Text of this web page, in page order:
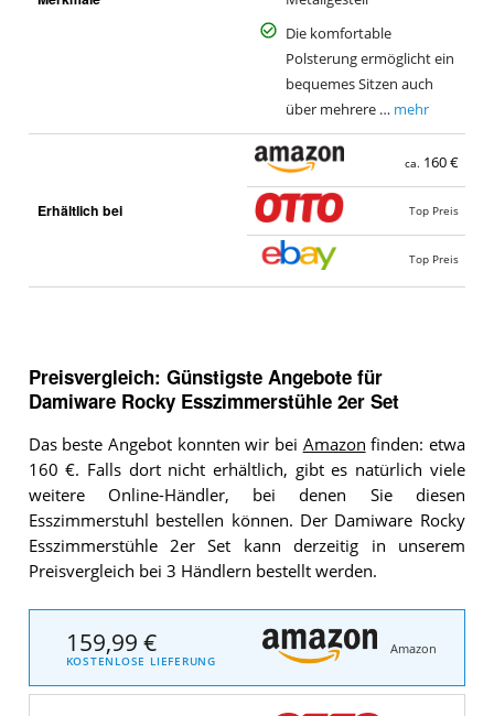
Die komfortable
Polsterung ermöglicht ein
bequemes Sitzen auch
über mehrere … mehr
Erhältlich bei
ca. 160 €
Top Preis
Top Preis
Preisvergleich: Günstigste Angebote für
Damiware Rocky Esszimmerstühle 2er Set
Das beste Angebot konnten wir bei Amazon finden: etwa
160 €. Falls dort nicht erhältlich, gibt es natürlich viele
weitere Online-Händler, bei denen Sie diesen
Esszimmerstuhl bestellen können. Der Damiware Rocky
Esszimmerstühle 2er Set kann derzeitig in unserem
Preisvergleich bei 3 Händlern bestellt werden.
159,99 €
KOSTENLOSE LIEFERUNG
Amazon